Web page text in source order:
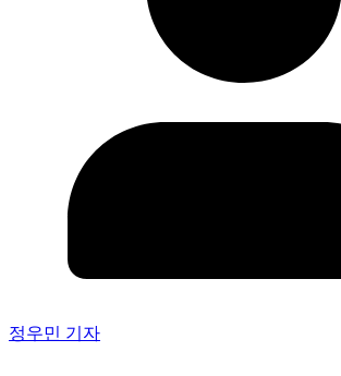
정우민 기자